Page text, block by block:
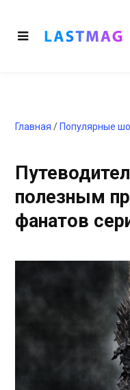
Главная / Популярные
полезным
фанатов